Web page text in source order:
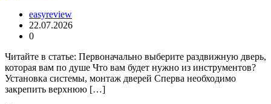
easyreview
22.07.2026
0
Читайте в статье: Первоначально выберите раздвижную дверь,
которая вам по душе Что вам будет нужно из инструментов?
Установка системы, монтаж дверей Сперва необходимо
закрепить верхнюю […]